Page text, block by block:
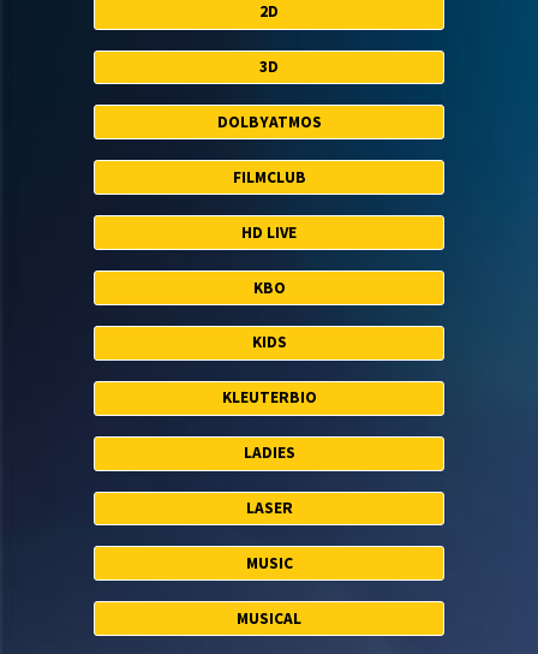
2D
3D
DOLBYATMOS
FILMCLUB
HD LIVE
KBO
KIDS
KLEUTERBIO
LADIES
LASER
MUSIC
MUSICAL